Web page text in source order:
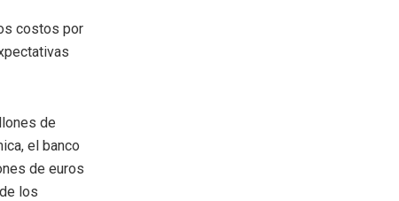
costos por
de
el banco
de euros
los